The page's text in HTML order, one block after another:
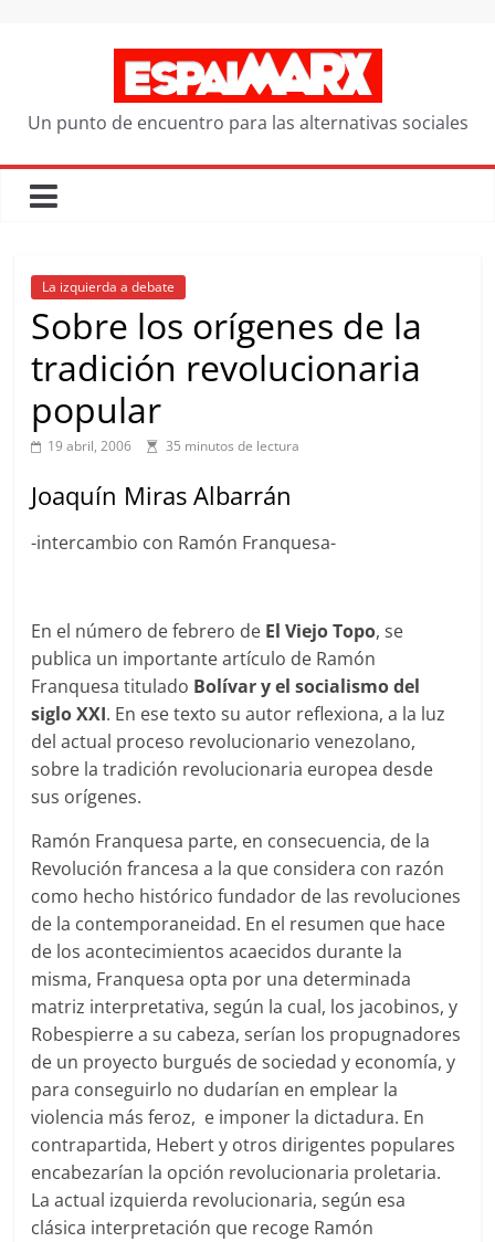
Un punto de encuentro para las alternativas sociales
La izquierda a debate
Sobre los orígenes de la
tradición revolucionaria
popular
19 abril, 2006 35 minutos de lectura
Joaquín Miras Albarrán
-intercambio con Ramón Franquesa-
En el número de febrero de El Viejo Topo, se
publica un importante artículo de Ramón
Franquesa titulado Bolívar y el socialismo del
siglo XXI. En ese texto su autor reflexiona, a la luz
del actual proceso revolucionario venezolano,
sobre la tradición revolucionaria europea desde
sus orígenes.
Ramón Franquesa parte, en consecuencia, de la
Revolución francesa a la que considera con razón
como hecho histórico fundador de las revoluciones
de la contemporaneidad. En el resumen que hace
de los acontecimientos acaecidos durante la
misma, Franquesa opta por una determinada
matriz interpretativa, según la cual, los jacobinos, y
Robespierre a su cabeza, serían los propugnadores
de un proyecto burgués de sociedad y economía, y
para conseguirlo no dudarían en emplear la
violencia más feroz, e imponer la dictadura. En
contrapartida, Hebert y otros dirigentes populares
encabezarían la opción revolucionaria proletaria.
La actual izquierda revolucionaria, según esa
clásica interpretación que recoge Ramón